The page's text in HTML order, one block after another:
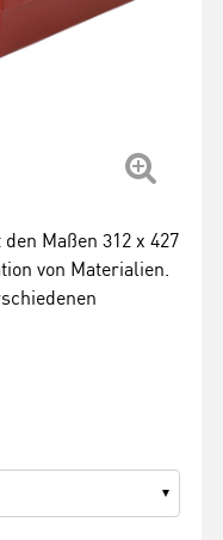
Maßen 312 x 427
von Materialien.